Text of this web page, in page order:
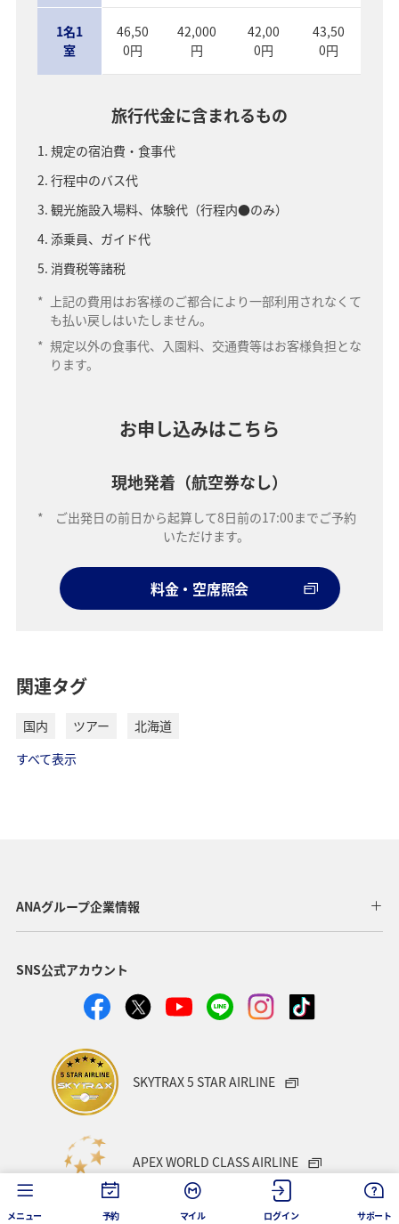
1名1
室
46,50
0円
42,000
円
42,00
0円
43,50
0円
旅行代金に含まれるもの
規定の宿泊費・食事代
行程中のバス代
観光施設入場料、体験代（行程内●のみ）
添乗員、ガイド代
消費税等諸税
*
上記の費用はお客様のご都合により一部利用されなくて
も払い戻しはいたしません。
* 規定以外の食事代、入園料、交通費等はお客様負担とな
ります。
お申し込みはこちら
現地発着（航空券なし）
*
ご出発日の前日から起算して8日前の17:00までご予約
いただけます。
料金・空席照会
関連タグ
国内 ツアー
北海道
すべて表示
ANAグループ企業情報
SNS公式アカウント
SKYTRAX 5 STAR AIRLINE
APEX WORLD CLASS AIRLINE
メニュー 予約 マイル ログイン サポート